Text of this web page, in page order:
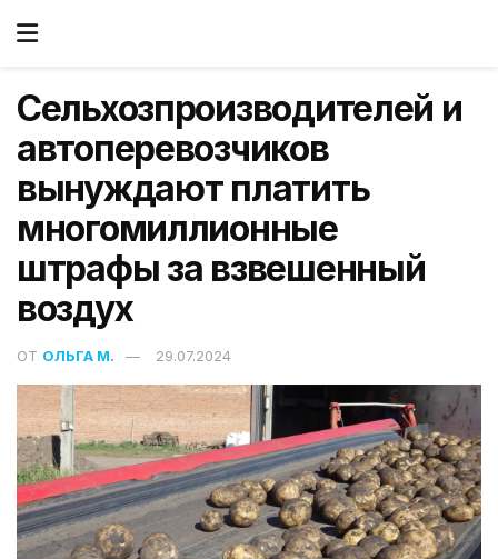
Сельхозпроизводителей и
автоперевозчиков
вынуждают платить
многомиллионные
штрафы за взвешенный
воздух
ОТ ОЛЬГА М. 29.07.2024